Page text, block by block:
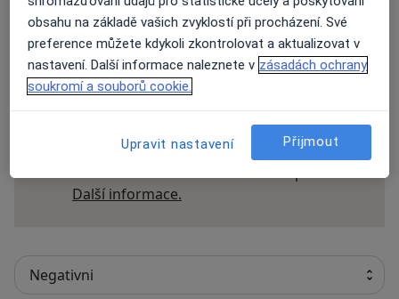
33 názorů
Recenze pacientů jsou pro nás důležité.
Specialisté nemají možnost zaplatit za
odstranění nebo změnu recenze pacienta.
Další informace.
obsahu na základě vašich zvyklostí při procházení. Své
preference můžete kdykoli zkontrolovat a aktualizovat v
nastavení. Další informace naleznete v zásadách ochrany
soukromí a souborů cookie.
Upravit nastavení Přijmout